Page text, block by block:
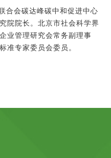
合会碳达峰碳中和促进中心
院院长。北京市社会科学界
业管理研究会常务副理事
准专家委员会委员。